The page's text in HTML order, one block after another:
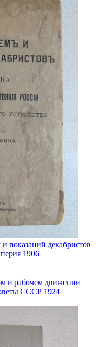
показаний декабристов
1906
и рабочем движении
СССР 1924